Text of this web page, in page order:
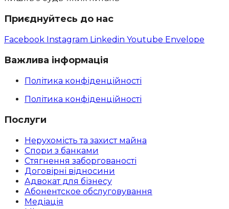
Приєднуйтесь до нас
Facebook Instagram Linkedin Youtube Envelope
Важлива інформація
Політика конфіденційності
Політика конфіденційності
Послуги
Нерухомість та захист майна
Спори з банками
Стягнення заборгованості
Договірні відносини
Адвокат для бізнесу
Абoнентское обслуговування
Медіація